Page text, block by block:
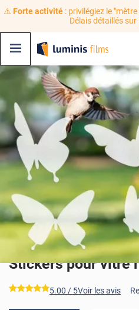
⚠️ Forte activité: privilégiez le
Délais détaillés
Stickers pour vitre
*****
5.00 / 5Voir les avis